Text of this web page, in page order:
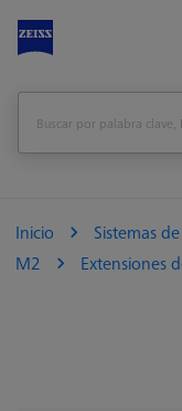
Inicio Sistemas
M2
Extensiones